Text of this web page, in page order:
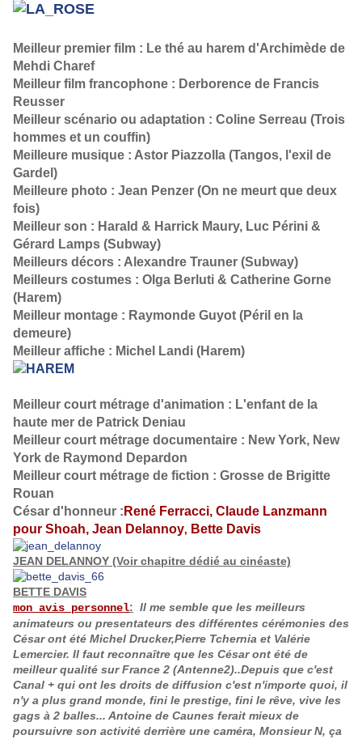
Meilleur premier film : Le thé au harem d'Archimède de
Mehdi Charef
Meilleur film francophone : Derborence de Francis
Reusser
Meilleur scénario ou adaptation : Coline Serreau (Trois
hommes et un couffin)
Meilleure musique : Astor Piazzolla (Tangos, l'exil de
Gardel)
Meilleure photo : Jean Penzer (On ne meurt que deux
fois)
Meilleur son : Harald & Harrick Maury, Luc Périni &
Gérard Lamps (Subway)
Meilleurs décors : Alexandre Trauner (Subway)
Meilleurs costumes : Olga Berluti & Catherine Gorne
(Harem)
Meilleur montage : Raymonde Guyot (Péril en la
demeure)
Meilleur affiche : Michel Landi (Harem)
Meilleur court métrage d'animation : L'enfant de la
haute mer de Patrick Deniau
Meilleur court métrage documentaire : New York, New
York de Raymond Depardon
Meilleur court métrage de fiction : Grosse de Brigitte
Rouan
César d'honneur : René Ferracci, Claude Lanzmann
pour Shoah, Jean Delannoy, Bette Davis
JEAN DELANNOY (Voir chapitre dédié au cinéaste)
BETTE DAVIS
mon avis personnel: Il me semble que les meilleurs
animateurs ou presentateurs des différentes cérémonies des
César ont été Michel Drucker,Pierre Tchernia et Valérie
Lemercier. Il faut reconnaître que les César ont été de
meilleur qualité sur France 2 (Antenne2)..Depuis que c'est
Canal + qui ont les droits de diffusion c'est n'importe quoi, il
n'y a plus grand monde, fini le prestige, fini le rêve, vive les
gags à 2 balles... Antoine de Caunes ferait mieux de
poursuivre son activité derrière une caméra, Monsieur N, ça